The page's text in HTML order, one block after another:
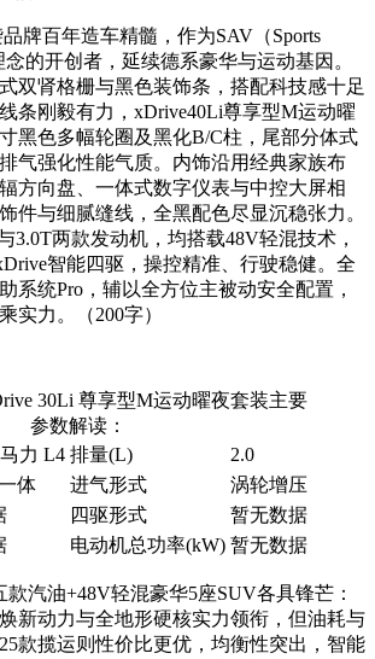
牌百年造车精髓，作为SAV（Sports
念的开创者，延续德系豪华与运动基因。
双肾格栅与黑色装饰条，搭配科技感十足
条刚毅有力，xDrive40Li尊享型M运动曜
黑色多幅轮圈及黑化B/C柱，尾部分体式
气强化性能气质。内饰沿用经典家族布
方向盘、一体式数字仪表与中控大屏相
件与细腻缝线，全黑配色尽显沉稳张力。
3.0T两款发动机，均搭载48V轻混技术，
智能四驱，操控精准、行驶稳健。全
系统Pro，辅以全方位主被动安全配置，
实力。（200字）
30Li 尊享型M运动曜夜套装主要
参数解读：
力 L4 排量(L)
2.0
体 进气形式
涡轮增压
四驱形式
暂无数据
电动机总功率(kW) 暂无数据
款汽油+48V轻混豪华5座SUV各具锋芒：
新动力与全地形硬核实力领衔，但油耗与
款揽运则性价比更优，均衡性突出，智能